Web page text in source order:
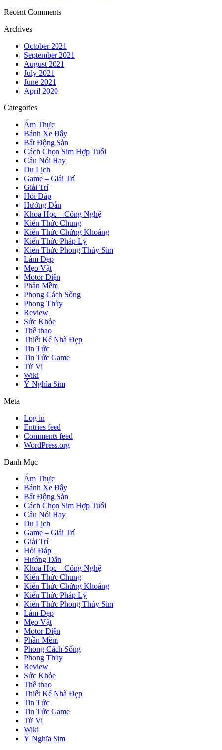
Recent Comments
Archives
October 2021
September 2021
August 2021
July 2021
June 2021
April 2020
Categories
Ẩm Thực
Bánh Xe Đẩy
Bất Động Sản
Cách Chọn Sim Hợp Tuổi
Câu Nói Hay
Du Lịch
Game – Giải Trí
Giải Trí
Hỏi Đáp
Hướng Dẫn
Khoa Học – Công Nghệ
Kiến Thức Chung
Kiến Thức Chứng Khoáng
Kiến Thức Pháp Lý
Kiến Thức Phong Thủy Sim
Làm Đẹp
Mẹo Vặt
Motor Điện
Phần Mềm
Phong Cách Sống
Phong Thủy
Review
Sức Khỏe
Thể thao
Thiết Kế Nhà Đẹp
Tin Tức
Tin Tức Game
Tử Vi
Wiki
Ý Nghĩa Sim
Meta
Log in
Entries feed
Comments feed
WordPress.org
Danh Mục
Ẩm Thực
Bánh Xe Đẩy
Bất Động Sản
Cách Chọn Sim Hợp Tuổi
Câu Nói Hay
Du Lịch
Game – Giải Trí
Giải Trí
Hỏi Đáp
Hướng Dẫn
Khoa Học – Công Nghệ
Kiến Thức Chung
Kiến Thức Chứng Khoáng
Kiến Thức Pháp Lý
Kiến Thức Phong Thủy Sim
Làm Đẹp
Mẹo Vặt
Motor Điện
Phần Mềm
Phong Cách Sống
Phong Thủy
Review
Sức Khỏe
Thể thao
Thiết Kế Nhà Đẹp
Tin Tức
Tin Tức Game
Tử Vi
Wiki
Ý Nghĩa Sim